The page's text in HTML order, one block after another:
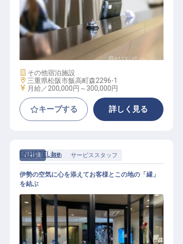
フロント【松阪わんわんパラダイス
森のホテルスメール】
施設業態
その他宿泊施設
勤務地
三重県松阪市飯高町森2296-1
給与
月給／200,000円～ 300,000円
キープする 詳しく見る
正社員 宿泊 サービススタッフ
EN HOTEL Ise
伊勢の空気に心を添えてお客様とこの地の「縁」
を結ぶ